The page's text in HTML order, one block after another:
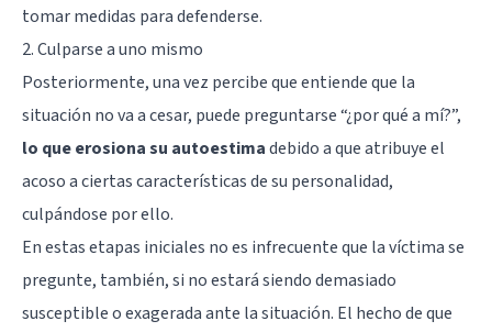
tomar medidas para defenderse.
2. Culparse a uno mismo
Posteriormente, una vez percibe que entiende que la
situación no va a cesar, puede preguntarse “¿por qué a mí?”,
lo que erosiona su autoestimadebido a que atribuye el
acoso a ciertas características de su personalidad,
culpándose por ello.
En estas etapas iniciales no es infrecuente que la víctima se
pregunte, también, si no estará siendo demasiado
susceptible o exagerada ante la situación. El hecho de que